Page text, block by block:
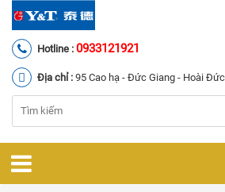
Hotline : 0933121921
Địa chỉ : 95 Cao hạ - Đức Giang - Hoài